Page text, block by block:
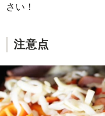
さい！
注意点